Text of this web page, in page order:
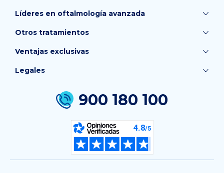
Líderes en oftalmología avanzada
Otros tratamientos
Ventajas exclusivas
900 180 100
Legales